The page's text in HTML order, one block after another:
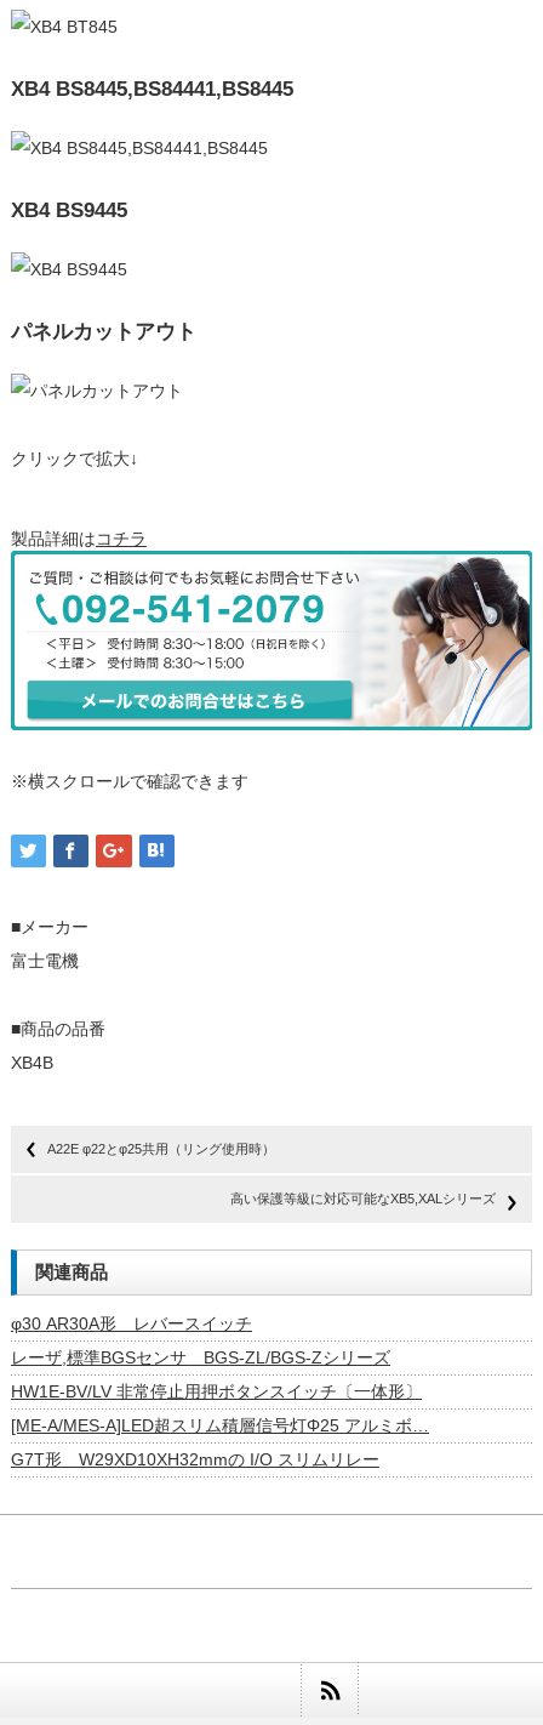
XB4 BS8445,BS84441,BS8445
XB4 BS9445
パネルカットアウト
クリックで拡大↓
製品詳細はコチラ
※横スクロールで確認できます
■メーカー
富士電機
■商品の品番
XB4B
A22E φ22とφ25共用（リング使用時）
高い保護等級に対応可能なXB5,XALシリーズ
関連商品
φ30 AR30A形 レバースイッチ
レーザ,標準BGSセンサ BGS-ZL/BGS-Zシリーズ
HW1E-BV/LV 非常停止用押ボタンスイッチ〔一体形〕
[ME-A/MES-A]LED超スリム積層信号灯Φ25 アルミボ…
G7T形 W29XD10XH32mmの I/O スリムリレー